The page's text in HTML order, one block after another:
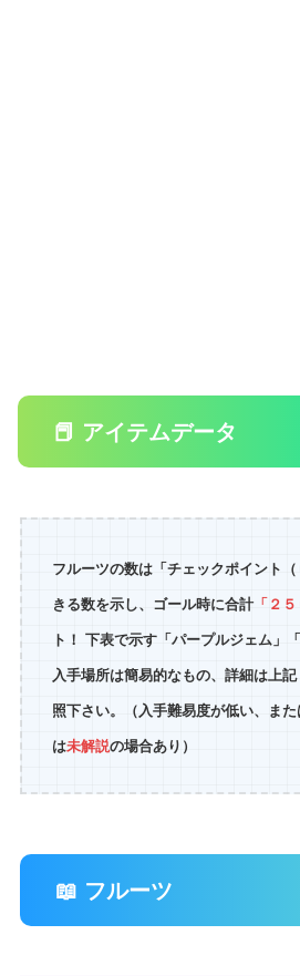
📕 アイテムデータ
フルーツの数は「チェックポイント
きる数を示し、ゴール時に合計「２５
ト！ 下表で示す「パープルジェム」
入手場所は簡易的なもの、詳細は上
照下さい。（入手難易度が低い、ま
は未解説の場合あり）
📖 フルーツ